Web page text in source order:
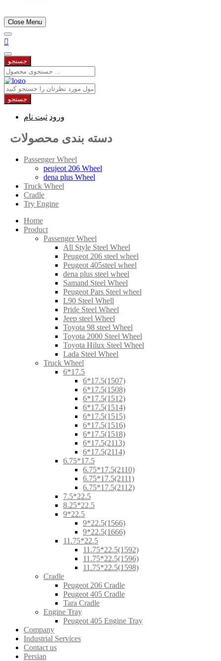
Close Menu
جستجو
جستجو
ورود ثبت نام
دسته بندی محصولات
Passenger Wheel
peujeot 206 Wheel
dena plus Wheel
Truck Wheel
Cradle
Try Engine
Home
Product
Passenger Wheel
All Style Steel Wheel
Peugeot 206 steel wheel
Peugeot 405steel wheel
dena plus steel wheel
Samand Steel Wheel
Peugeot Pars Steel wheel
L90 Steel Whell
Pride Steel Wheel
Jeep steel Wheel
Toyota 98 steel Wheel
Toyota 2000 Steel Wheel
Toyota Hilux Steel Wheel
Lada Steel Wheel
Truck Wheel
6*17.5
6*17.5(1507)
6*17.5(1508)
6*17.5(1512)
6*17.5(1514)
6*17.5(1515)
6*17.5(1516)
6*17.5(1518)
6*17.5(2113)
6*17.5(2114)
6.75*17.5
6.75*17.5(2110)
6.75*17.5(2111)
6.75*17.5(2112)
7.5*22.5
8.25*22.5
9*22.5
9*22.5(1566)
9*22.5(1666)
11.75*22.5
11.75*22.5(1592)
11.75*22.5(1596)
11.75*22.5(1598)
Cradle
Peugeot 206 Cradle
Peugeot 405 Cradle
Tara Cradle
Engine Tray
Peugeot 405 Engine Tray
Company
Industrial Services
Contact us
Persian